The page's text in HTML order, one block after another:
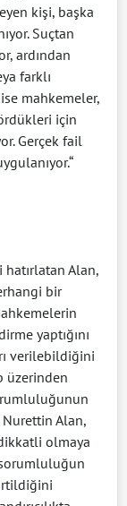
kişi, başka
Suçtan
ardından
farklı
ise mahkemeler,
için
Gerçek fail
Alan,
bir
yaptığını
verilebildiğini
üzerinden
Alan,
olmaya